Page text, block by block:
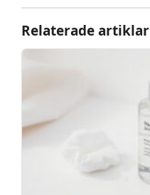
Relaterade artiklar